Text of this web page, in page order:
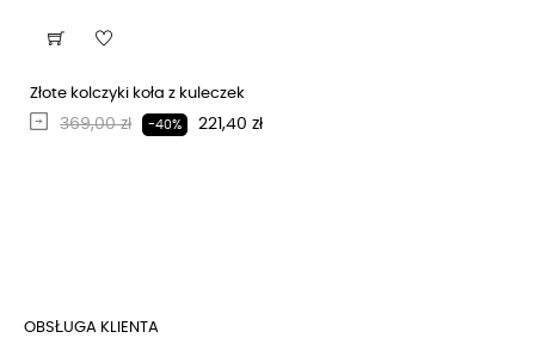
Złote kolczyki koła z kuleczek
Regularna cena
369,00 zł -40% Cena
221,40 zł
OBSŁUGA KLIENTA